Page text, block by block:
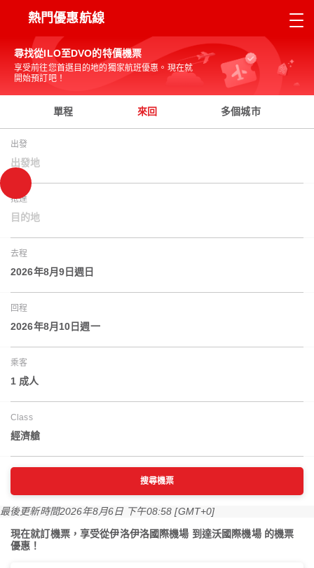
熱門優惠航線
尋找從ILO至DVO的特價機票
享受前往您首選目的地的獨家航班優惠。現在就
開始預訂吧！
單程 來回 多個城市
出發
出發地
抵達
目的地
去程
2026年8月9日週日
回程
2026年8月10日週一
乘客
1 成人
Class
經濟艙
搜尋機票
最後更新時間2026年8月6日 下午08:58 [GMT+0]
現在就訂機票，享受從伊洛伊洛國際機場 到達沃國際機場 的機票
優惠！